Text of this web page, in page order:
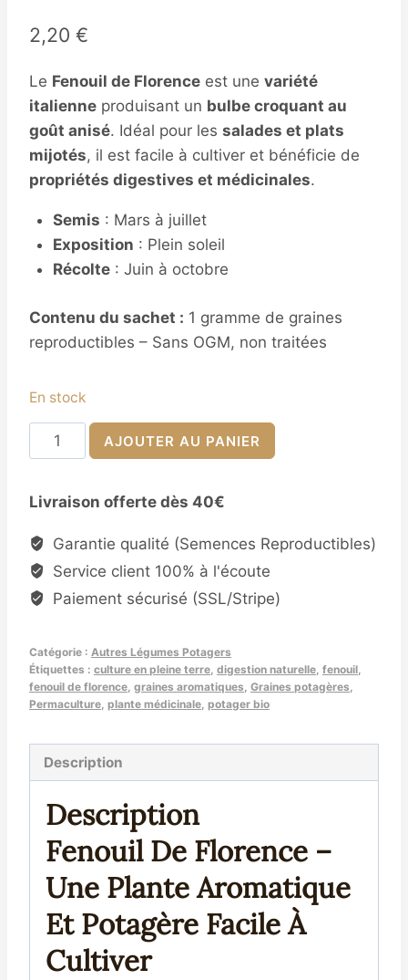
2,20 €
Le Fenouil de Florence est une variété
italienne produisant un bulbe croquant au
goût anisé. Idéal pour les salades et plats
mijotés, il est facile à cultiver et bénéficie de
propriétés digestives et médicinales.
Semis : Mars à juillet
Exposition : Plein soleil
Récolte: Juin à octobre
Contenu du sachet : 1 gramme de graines
reproductibles – Sans OGM, non traitées
En stock
quantité
de
de
Fenouil
de
Florence
–
Aromatique
et
Potagère
AJOUTER AU PANIER
Livraison offerte dès 40€
Garantie qualité (Semences Reproductibles)
Service client 100% à l'écoute
Paiement sécurisé (SSL/Stripe)
Catégorie : Autres Légumes Potagers
Étiquettes : culture en pleine terre, digestion naturelle, fenouil,
fenouil de florence, graines aromatiques, Graines potagères,
Permaculture, plante médicinale, potager bio
Description
Description
Fenouil De Florence –
Une Plante Aromatique
Et Potagère Facile À
Cultiver